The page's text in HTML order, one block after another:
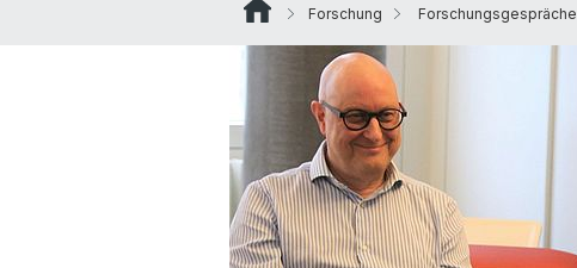
Forschung Forschungsgespräche